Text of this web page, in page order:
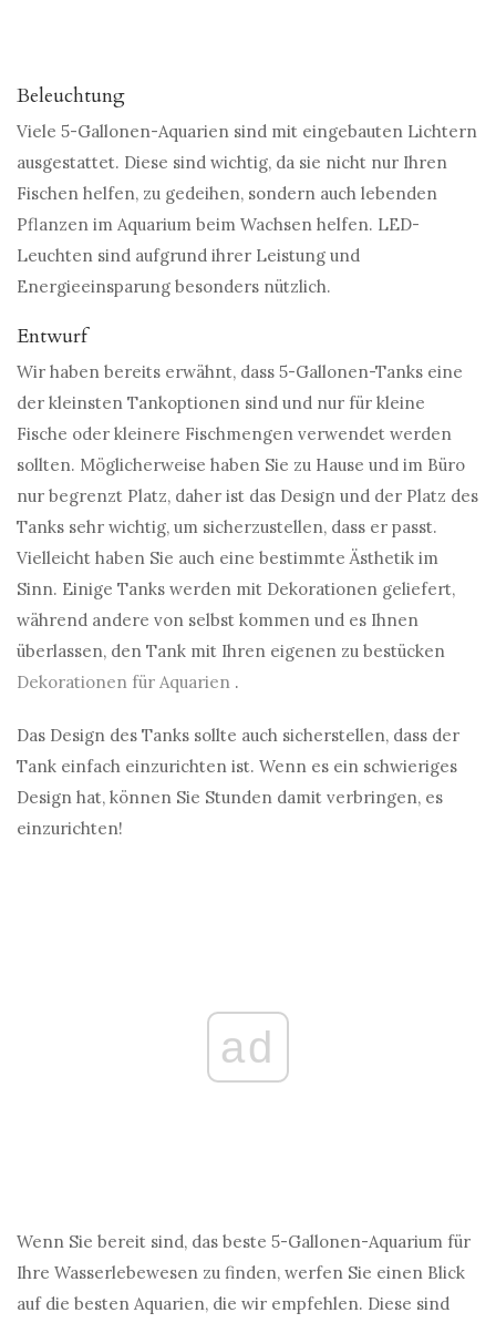
Beleuchtung
Viele 5-Gallonen-Aquarien sind mit eingebauten Lichtern
ausgestattet. Diese sind wichtig, da sie nicht nur Ihren
Fischen helfen, zu gedeihen, sondern auch lebenden
Pflanzen im Aquarium beim Wachsen helfen. LED-
Leuchten sind aufgrund ihrer Leistung und
Energieeinsparung besonders nützlich.
Entwurf
Wir haben bereits erwähnt, dass 5-Gallonen-Tanks eine
der kleinsten Tankoptionen sind und nur für kleine
Fische oder kleinere Fischmengen verwendet werden
sollten. Möglicherweise haben Sie zu Hause und im Büro
nur begrenzt Platz, daher ist das Design und der Platz des
Tanks sehr wichtig, um sicherzustellen, dass er passt.
Vielleicht haben Sie auch eine bestimmte Ästhetik im
Sinn. Einige Tanks werden mit Dekorationen geliefert,
während andere von selbst kommen und es Ihnen
überlassen, den Tank mit Ihren eigenen zu bestücken
Dekorationen für Aquarien .
Das Design des Tanks sollte auch sicherstellen, dass der
Tank einfach einzurichten ist. Wenn es ein schwieriges
Design hat, können Sie Stunden damit verbringen, es
einzurichten!
ad
Wenn Sie bereit sind, das beste 5-Gallonen-Aquarium für
Ihre Wasserlebewesen zu finden, werfen Sie einen Blick
auf die besten Aquarien, die wir empfehlen. Diese sind